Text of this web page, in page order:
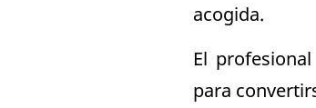
acogida.
El
para